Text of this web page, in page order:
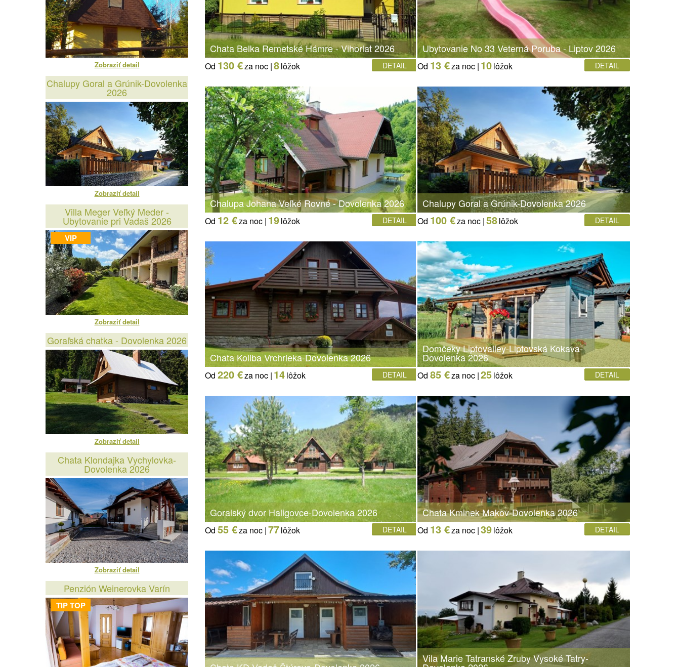
Zobraziť detail
Chalupy Goral a Grúnik-Dovolenka
2026
Zobraziť detail
Villa Meger Veľký Meder -
Ubytovanie pri Vadaš 2026
VIP
Zobraziť detail
Goraľská chatka - Dovolenka 2026
Zobraziť detail
Chata Klondajka Vychylovka-
Dovolenka 2026
Zobraziť detail
Penzión Weinerovka Varín
TIP TOP
Chata Belka Remetské Hámre - Vihorlat 2026
Od 130 €za noc |8lôžok DETAIL
Ubytovanie No 33 Veterná Poruba - Liptov 2026
Od 13 €za noc | 10lôžok DETAIL
Chalupa Johana Veľké Rovné - Dovolenka 2026
Od 12 €za noc | 19lôžok DETAIL
Chalupy Goral a Grúnik-Dovolenka 2026
Od 100 €za noc |58lôžok DETAIL
Chata Koliba Vrchrieka-Dovolenka 2026
Od 220 €za noc | 14lôžok DETAIL
Domčeky Liptovalley-Liptovská Kokava-
Dovolenka 2026
Od 85 €za noc |25lôžok DETAIL
Goralský dvor Haligovce-Dovolenka 2026
Od 55 €za noc |77lôžok DETAIL
Chata Kminek Makov-Dovolenka 2026
Od 13 €za noc |39lôžok DETAIL
Vila Marie Tatranské Zruby Vysoké Tatry-